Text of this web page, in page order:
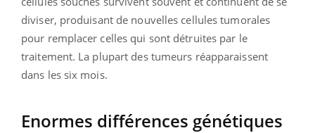
diviser, produisant de nouvelles cellules tumorales
pour remplacer celles qui sont détruites par le
traitement. La plupart des tumeurs réapparaissent
dans les six mois.
Enormes différences génétiques